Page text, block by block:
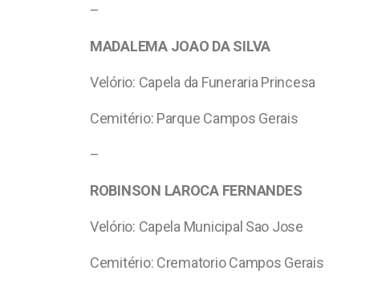
–
MADALEMA JOAO DA SILVA
Velório: Capela da Funeraria Princesa
Cemitério: Parque Campos Gerais
–
ROBINSON LAROCA FERNANDES
Velório: Capela Municipal Sao Jose
Cemitério: Crematorio Campos Gerais